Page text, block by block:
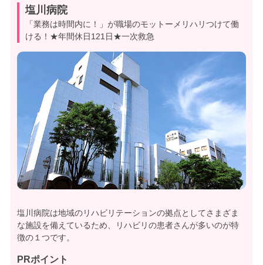
塩川病院
「業務は時間内に！」が職場のモットーメリハリつけて働
ける！★年間休日121日★一次救急
塩川病院は地域のリハビリテーションの拠点としてさまざま
な施設を備えているため、リハビリの患者さんが多いのが特
徴の１つです。
PRポイント